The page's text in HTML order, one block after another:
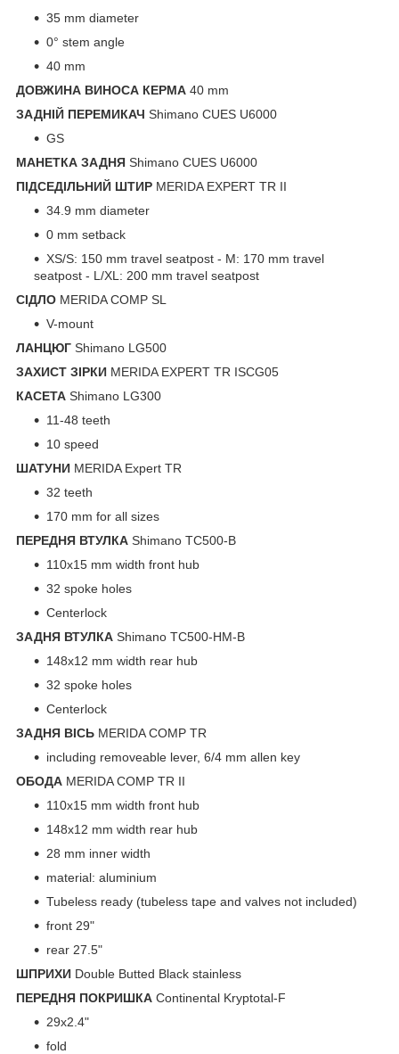
35 mm diameter
0° stem angle
40 mm
ДОВЖИНА ВИНОСА КЕРМА 40 mm
ЗАДНІЙ ПЕРЕМИКАЧ Shimano CUES U6000
GS
МАНЕТКА ЗАДНЯ Shimano CUES U6000
ПІДСЕДІЛЬНИЙ ШТИР MERIDA EXPERT TR II
34.9 mm diameter
0 mm setback
XS/S: 150 mm travel seatpost - M: 170 mm travel
seatpost - L/XL: 200 mm travel seatpost
СІДЛО MERIDA COMP SL
V-mount
ЛАНЦЮГ Shimano LG500
ЗАХИСТ ЗІРКИ MERIDA EXPERT TR ISCG05
КАСЕТА Shimano LG300
11-48 teeth
10 speed
ШАТУНИ MERIDA Expert TR
32 teeth
170 mm for all sizes
ПЕРЕДНЯ ВТУЛКА Shimano TC500-B
110x15 mm width front hub
32 spoke holes
Centerlock
ЗАДНЯ ВТУЛКА Shimano TC500-HM-B
148x12 mm width rear hub
32 spoke holes
Centerlock
ЗАДНЯ ВІСЬ MERIDA COMP TR
including removeable lever, 6/4 mm allen key
ОБОДА MERIDA COMP TR II
110x15 mm width front hub
148x12 mm width rear hub
28 mm inner width
material: aluminium
Tubeless ready (tubeless tape and valves not included)
front 29"
rear 27.5"
ШПРИХИ Double Butted Black stainless
ПЕРЕДНЯ ПОКРИШКА Continental Kryptotal-F
29x2.4"
fold